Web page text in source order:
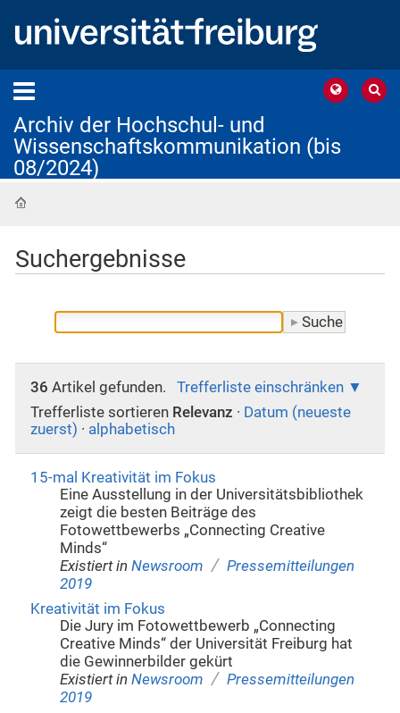
Archiv der Hochschul- und
Wissenschaftskommunikation (bis
08/2024)
Suchergebnisse
36 Artikel gefunden.
Trefferliste einschränken
Trefferliste sortieren Relevanz · Datum (neueste
zuerst) · alphabetisch
15-mal Kreativität im Fokus
Eine Ausstellung in der Universitätsbibliothek
zeigt die besten Beiträge des
Fotowettbewerbs „Connecting Creative
Minds“
Existiert in Newsroom / Pressemitteilungen
2019
Kreativität im Fokus
Die Jury im Fotowettbewerb „Connecting
Creative Minds“ der Universität Freiburg hat
die Gewinnerbilder gekürt
Existiert in Newsroom / Pressemitteilungen
2019